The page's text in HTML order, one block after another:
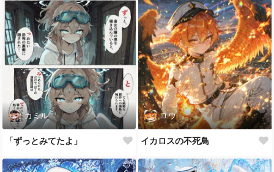
カミル
「ずっとみてたよ」
ユウ
イカロスの不死鳥